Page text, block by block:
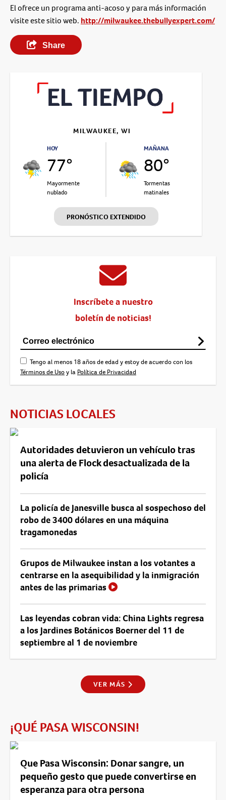
El ofrece un programa anti-acoso y para más información
visite este sitio web. http://milwaukee.thebullyexpert.com/
Share
MILWAUKEE, WI
HOY
77°
Mayormente
nublado
MAÑANA
80°
Tormentas
matinales
PRONÓSTICO EXTENDIDO
Inscríbete a nuestro
boletín de noticias!
Tengo al menos 18 años de edad y estoy de acuerdo con los
Términos de Usoy la Política de Privacidad
NOTICIAS LOCALES
Autoridades detuvieron un vehículo tras
una alerta de Flock desactualizada de la
policía
La policía de Janesville busca al sospechoso del
robo de 3400 dólares en una máquina
tragamonedas
Grupos de Milwaukee instan a los votantes a
centrarse en la asequibilidad y la inmigración
antes de las primarias
Las leyendas cobran vida: China Lights regresa
a los Jardines Botánicos Boerner del 11 de
septiembre al 1 de noviembre
VER MÁS
¡QUÉ PASA WISCONSIN!
Que Pasa Wisconsin: Donar sangre, un
pequeño gesto que puede convertirse en
esperanza para otra persona